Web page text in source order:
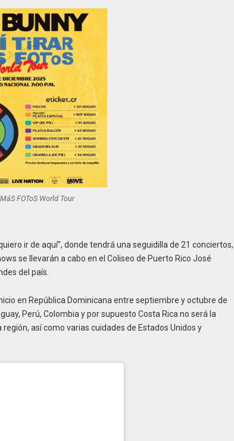
FOToS World Tour
ir de aquí”, donde tendrá una seguidilla de 21 conciertos,
se llevarán a cabo en el Coliseo de Puerto Rico José
del país.
en República Dominicana entre septiembre y octubre de
Perú, Colombia y por supuesto Costa Rica no será la
así como varias cuidades de Estados Unidos y